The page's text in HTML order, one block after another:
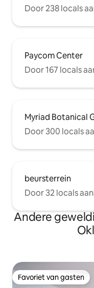
Door 238 locals
Paycom Center
Door 167 locals
Myriad Botanical
Door 300 locals
beursterrein
Door 32 locals
Andere
Favoriet van gasten
Favoriet van gasten